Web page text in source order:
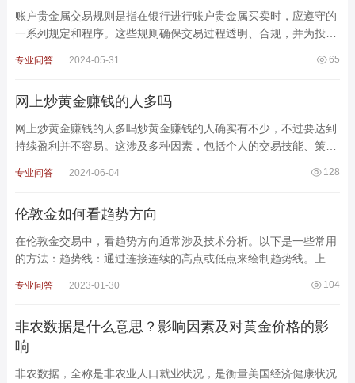
账户贵金属交易规则是指在银行进行账户贵金属买卖时，应遵守的
一系列规定和程序。这些规则确保交易过程透明、合规，并为投资
65
专业问答 2024-05-31
网上炒黄金赚钱的人多吗
网上炒黄金赚钱的人多吗炒黄金赚钱的人确实有不少，不过要达到
持续盈利并不容易。这涉及多种因素，包括个人的交易技能、策
128
专业问答 2024-06-04
伦敦金如何看趋势方向
在伦敦金交易中，看趋势方向通常涉及技术分析。以下是一些常用
的方法：趋势线：通过连接连续的高点或低点来绘制趋势线。上升
104
专业问答 2023-01-30
非农数据是什么意思？影响因素及对黄金价格的影
响
非农数据，全称是非农业人口就业状况，是衡量美国经济健康状况